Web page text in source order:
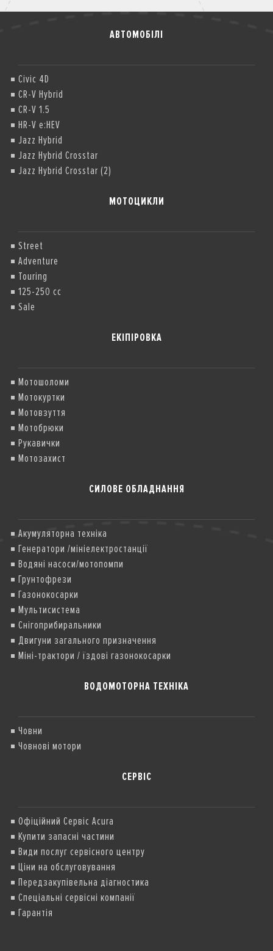
АВТОМОБІЛІ
Civic 4D
CR-V Hybrid
CR-V 1.5
HR-V e:HEV
Jazz Hybrid
Jazz Hybrid Crosstar
Jazz Hybrid Crosstar (2)
МОТОЦИКЛИ
Street
Adventure
Touring
125-250 cc
Sale
ЕКІПІРОВКА
Мотошоломи
Мотокуртки
Мотовзуття
Мотобрюки
Рукавички
Мотозахист
СИЛОВЕ ОБЛАДНАННЯ
Акумуляторна техніка
Генератори /мініелектростанції
Водяні насоси/мотопомпи
Грунтофрези
Газонокосарки
Мультисистема
Снігоприбиральники
Двигуни загального призначення
Міні-трактори / їздові газонокосарки
ВОДОМОТОРНА ТЕХНІКА
Човни
Човнові мотори
СЕРВІС
Офіційний Сервіс Acura
Купити запасні частини
Види послуг сервісного центру
Ціни на обслуговування
Передзакупівельна діагностика
Спеціальні сервісні компанії
Гарантія